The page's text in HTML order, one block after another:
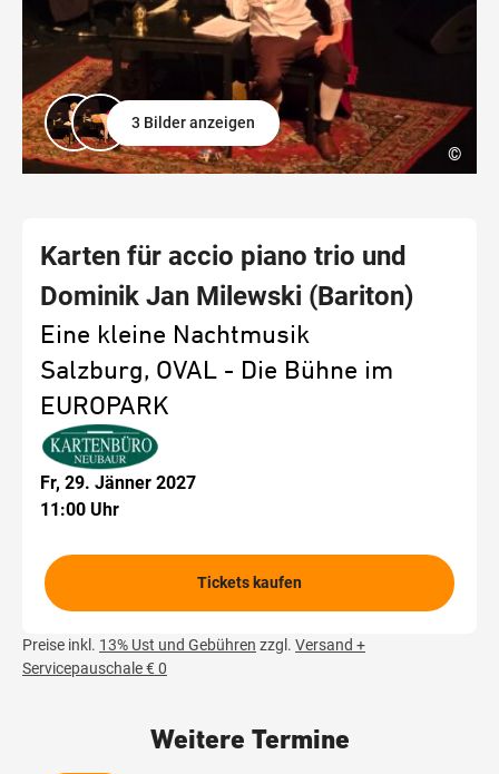
©
3 Bilder anzeigen
Karten für accio piano trio und
Dominik Jan Milewski (Bariton)
Eine kleine Nachtmusik
Salzburg, OVAL - Die Bühne im
EUROPARK
Fr, 29. Jänner 2027
11:00 Uhr
Tickets kaufen
Preise inkl. 13% Ust und Gebühren zzgl. Versand +
Servicepauschale € 0
Weitere Termine